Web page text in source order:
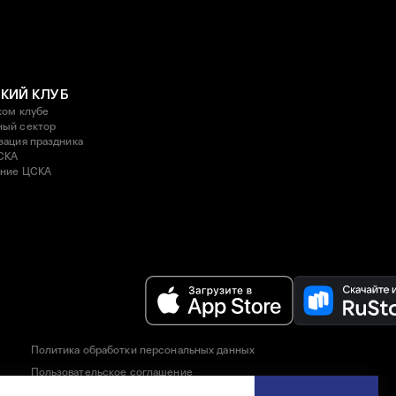
КЛУБ
клубе
сектор
праздника
ЦСКА
Политика обработки персональных данных
Пользовательское соглашение